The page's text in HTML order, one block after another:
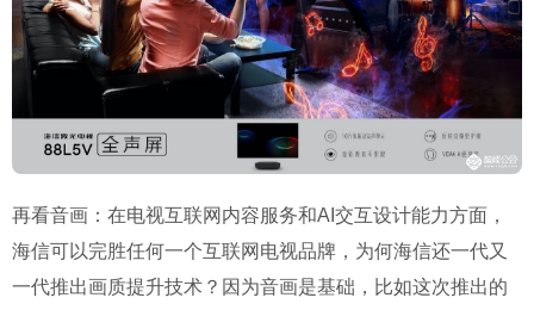
再看音画：在电视互联网内容服务和AI交互设计能力方面，
海信可以完胜任何一个互联网电视品牌，为何海信还一代又
一代推出画质提升技术？因为音画是基础，比如这次推出的